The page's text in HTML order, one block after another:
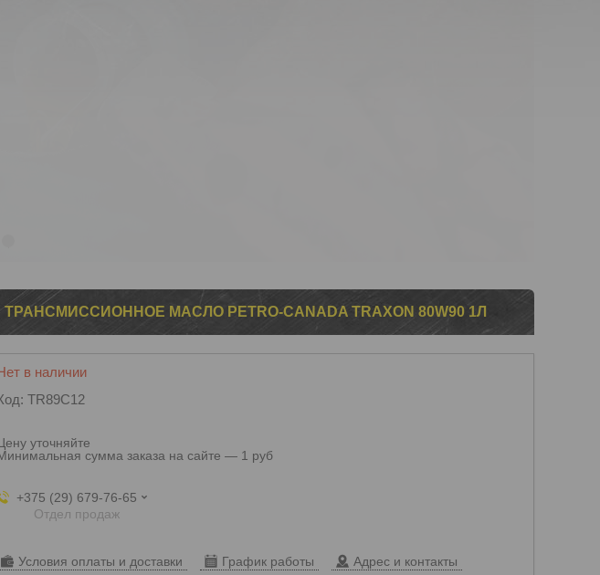
ТРАНСМИССИОННОЕ МАСЛО PETRO-CANADA TRAXON 80W90 1Л
в наличии
TR89C12
уточняйте
сумма заказа на сайте — 1 руб
+375 (29) 679-76-65
Отдел продаж
Условия оплаты и доставки График работы Адрес и контакты